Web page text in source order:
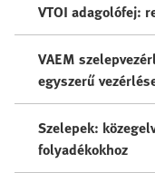
VTOI adagolófej:
VAEM
egyszerű
Szelepek:
folyadékokhoz